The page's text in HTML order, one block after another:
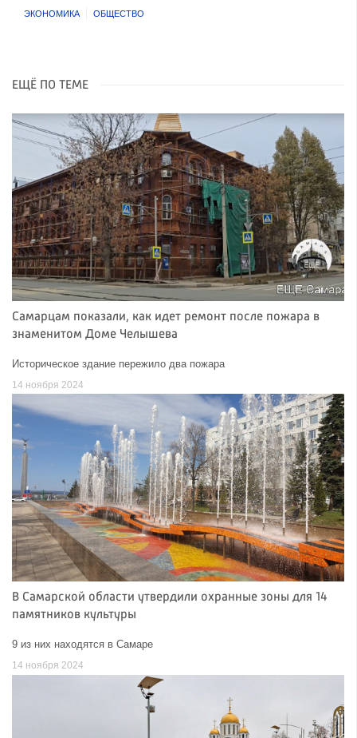
ЭКОНОМИКА ОБЩЕСТВО
ЕЩЁ ПО ТЕМЕ
Самарцам показали, как идет ремонт после пожара в
знаменитом Доме Челышева
Историческое здание пережило два пожара
14 ноября 2024
В Самарской области утвердили охранные зоны для 14
памятников культуры
9 из них находятся в Самаре
14 ноября 2024